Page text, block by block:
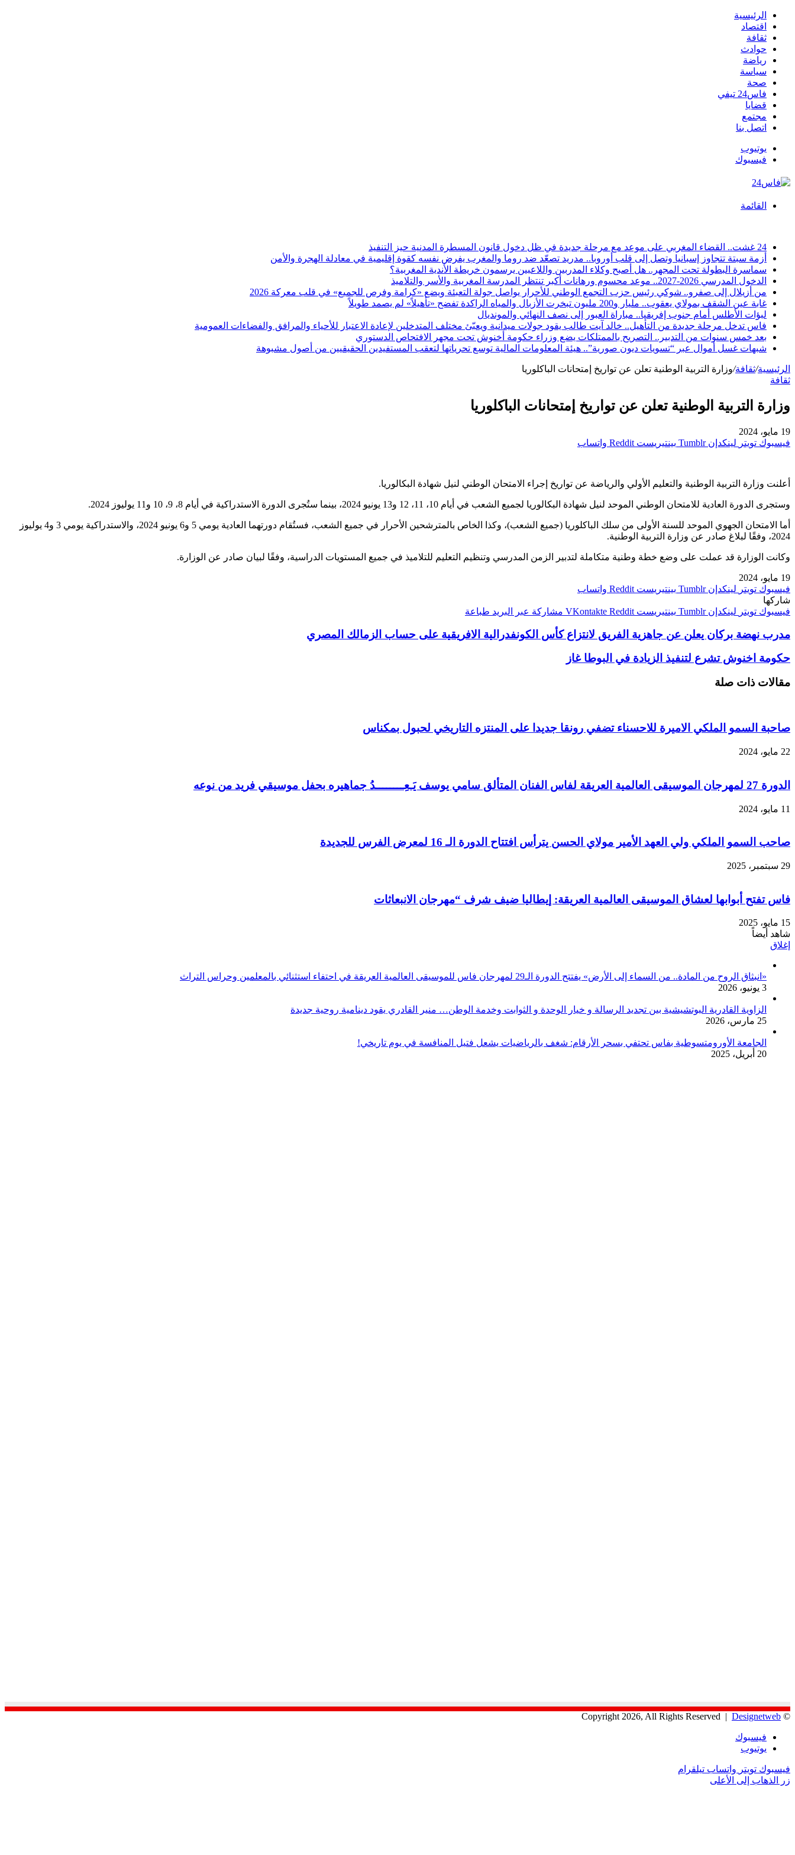
الرئيسية
اقتصاد
ثقافة
حوادث
رياضة
سياسة
صحة
فاس24 تيفي
قضايا
مجتمع
اتصل بنا
يوتيوب
فيسبوك
القائمة
24 غشت.. القضاء المغربي على موعد مع مرحلة جديدة في ظل دخول قانون المسطرة المدنية حيز التنفيذ
أزمة سبتة تتجاوز إسبانيا وتصل إلى قلب أوروبا.. مدريد تصعّد ضد روما والمغرب يفرض نفسه كقوة إقليمية في معادلة الهجرة والأمن
سماسرة البطولة تحت المجهر.. هل أصبح وكلاء المدربين واللاعبين يرسمون خريطة الأندية المغربية؟
الدخول المدرسي 2026-2027.. موعد محسوم ورهانات أكبر تنتظر المدرسة المغربية والأسر والتلاميذ
من أزيلال إلى صفرو.. شوكي رئيس حزب التجمع الوطني للأحرار يواصل جولة التعبئة ويضع «كرامة وفرص للجميع» في قلب معركة 2026
غابة عين الشقف بمولاي يعقوب.. مليار و200 مليون تبخرت الأزبال والمياه الراكدة تفضح «تأهيلاً» لم يصمد طويلاً
لبؤات الأطلس أمام جنوب إفريقيا.. مباراة العبور إلى نصف النهائي والمونديال
فاس تدخل مرحلة جديدة من التأهيل.. خالد آيت طالب يقود جولات ميدانية ويعبّئ مختلف المتدخلين لإعادة الاعتبار للأحياء والمرافق والفضاءات العمومية
بعد خمس سنوات من التدبير.. التصريح بالممتلكات يضع وزراء حكومة أخنوش تحت مجهر الافتحاص الدستوري
شبهات غسل أموال عبر “تسويات ديون صورية”.. هيئة المعلومات المالية توسع تحرياتها لتعقب المستفيدين الحقيقيين من أصول مشبوهة
الرئيسية/ثقافة/وزارة التربية الوطنية تعلن عن تواريخ إمتحانات الباكلوريا
ثقافة
وزارة التربية الوطنية تعلن عن تواريخ إمتحانات الباكلوريا
19 مايو، 2024
فيسبوك تويتر لينكدإن بينتيريست واتساب
أعلنت وزارة التربية الوطنية والتعليم الأولي والرياضة عن تواريخ إجراء الامتحان الوطني لنيل شهادة البكالوريا.
وستجرى الدورة العادية للامتحان الوطني الموحد لنيل شهادة البكالوريا لجميع الشعب في أيام 10، 11، 12 و13 يونيو 2024، بينما ستُجرى الدورة الاستدراكية في أيام 8، 9، 10 و11 يوليوز 2024.
أما الامتحان الجهوي الموحد للسنة الأولى من سلك الباكلوريا (جميع الشعب)، وكذا الخاص بالمترشحين الأحرار في جميع الشعب، فستُقام دورتهما العادية يومي 5 و6 يونيو 2024، والاستدراكية يومي 3 و4 يوليوز
2024، وفقًا لبلاغ صادر عن وزارة التربية الوطنية.
وكانت الوزارة قد عملت على وضع خطة وطنية متكاملة لتدبير الزمن المدرسي وتنظيم التعليم للتلاميذ في جميع المستويات الدراسية، وفقًا لبيان صادر عن الوزارة.
19 مايو، 2024
فيسبوك تويتر لينكدإن بينتيريست
واتساب
شاركها
فيسبوك تويتر لينكدإن بينتيريست مشاركة عبر البريد طباعة
مدرب نهضة بركان يعلن عن جاهزية الفريق لانتزاع كأس الكونفدرالية الافريقية على حساب الزمالك المصري
حكومة اخنوش تشرع لتنفيذ الزيادة في البوطا غاز
مقالات ذات صلة
صاحبة السمو الملكي الاميرة للاحسناء تضفي رونقا جديدا على المنتزه التاريخي لحبول بمكناس
22 مايو، 2024
الدورة 27 لمهرجان الموسيقى العالمية العريقة لفاس الفنان المتألق سامي يوسف يَـعِــــــــدُ جماهيره بحفل موسيقي فريد من نوعه
11 مايو، 2024
صاحب السمو الملكي ولي العهد الأمير مولاي الحسن يترأس افتتاح الدورة الـ 16 لمعرض الفرس للجديدة
29 سبتمبر، 2025
فاس تفتح أبوابها لعشاق الموسيقى العالمية العريقة: إيطاليا ضيف شرف “مهرجان الانبعاثات
15 مايو، 2025
شاهد أيضاً
إغلاق
«انبثاق الروح من المادة.. من السماء إلى الأرض» يفتتح الدورة الـ29 لمهرجان فاس للموسيقى العالمية العريقة في احتفاء استثنائي بالمعلمين وحراس التراث
3 يونيو، 2026
الزاوية القادرية البوتشيشية بين تجديد الرسالة و خيار الوحدة و الثوابت وخدمة الوطن… منير القادري يقود دينامية روحية جديدة
25 مارس، 2026
الجامعة الأورومتسوطية بفاس تحتفي بسحر الأرقام: شغف بالرياضيات يشعل فتيل المنافسة في يوم تاريخي!
20 أبريل، 2025
© Copyright 2026, All Rights Reserved |
Designetweb
فيسبوك
يوتيوب
فيسبوك تويتر واتساب تيلقرام
زر الذهاب إلى الأعلى